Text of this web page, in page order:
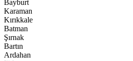
Bayburt
Karaman
Kırıkkale
Batman
Şırnak
Bartın
Ardahan